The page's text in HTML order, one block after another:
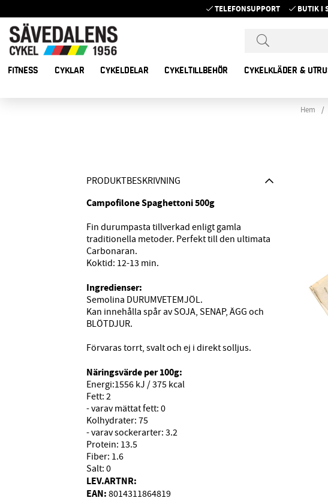
TELEFONSUPPORT BUTIK I
FITNESS CYKLAR CYKELDELAR CYKELTILLBEHÖR CYKELKLÄDER &
Hem
PRODUKTBESKRIVNING
Campofilone Spaghettoni 500g
Fin durumpasta tillverkad enligt gamla
traditionella metoder. Perfekt till den ultimata
Carbonaran.
Koktid: 12-13 min.
Ingredienser:
Semolina DURUMVETEMJÖL.
Kan innehålla spår av SOJA, SENAP, ÄGG och
BLÖTDJUR.
Förvaras torrt, svalt och ej i direkt solljus.
Näringsvärde per 100g:
Energi:1556 kJ / 375 kcal
Fett: 2
- varav mättat fett: 0
Kolhydrater: 75
- varav sockerarter: 3.2
Protein: 13.5
Fiber: 1.6
Salt: 0
LEV.ARTNR:
EAN: 8014311864819